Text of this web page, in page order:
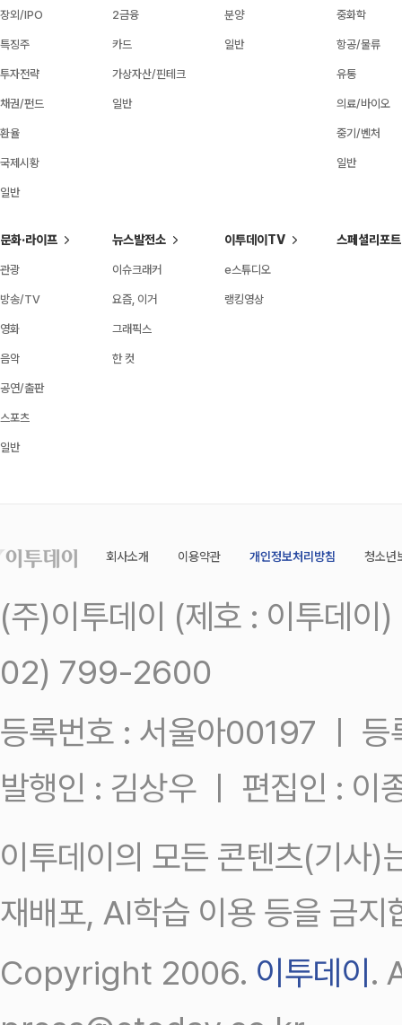
장외/IPO
특징주
투자전략
채권/펀드
환율
국제시황
일반
2금융
카드
가상자산/핀테크
일반
분양
일반
중화학
항공/물류
유통
의료/바이오
중기/벤처
일반
문화·라이프
관광
방송/TV
영화
음악
공연/출판
스포츠
일반
뉴스발전소
이슈크래커
요즘, 이거
그래픽스
한 컷
이투데이TV
e스튜디오
랭킹영상
스페셜리포트
회사소개 이용약관 개인정보처리방침 청소년
(주)이투데이 (제호 : 이투데
02) 799-2600
등록번호 : 서울아00197 ㅣ
발행인 : 김상우 ㅣ 편집인 : 이
이투데이의 모든 콘텐츠(기사)
재배포, AI학습 이용 등을 금지
Copyright 2006. 이투데이.